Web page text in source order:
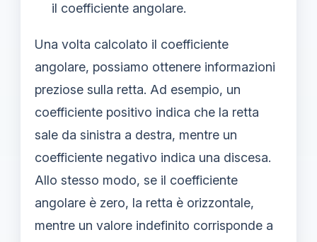
il coefficiente angolare.
Una volta calcolato il coefficiente
angolare, possiamo ottenere informazioni
preziose sulla retta. Ad esempio, un
coefficiente positivo indica che la retta
sale da sinistra a destra, mentre un
coefficiente negativo indica una discesa.
Allo stesso modo, se il coefficiente
angolare è zero, la retta è orizzontale,
mentre un valore indefinito corrisponde a